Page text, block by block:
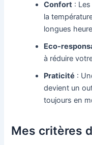
Confort :
la
longues
Eco-
à réduire
Praticité :
devient un
toujours en
Mes critères